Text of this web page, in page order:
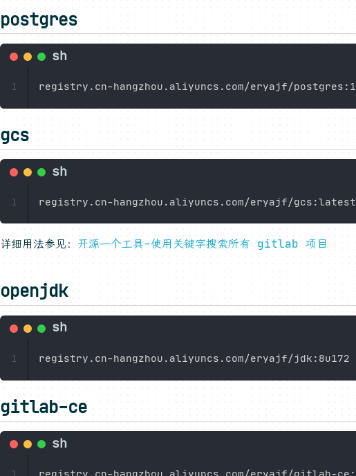
postgres
1
gcs
1
详细用法参见： 开源一个工具-使用关键字搜索所有 gitlab 项目
openjdk
1
gitlab-ce